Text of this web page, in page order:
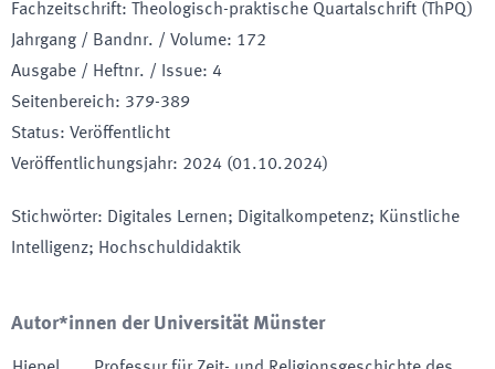
Fachzeitschrift:
Theologisch-praktische Quartalschrift (ThPQ)
Jahrgang / Bandnr. / Volume: 172
Ausgabe / Heftnr. / Issue: 4
Seitenbereich: 379-389
Status: Veröffentlicht
Veröffentlichungsjahr: 2024 (01.10.2024)
Stichwörter: Digitales Lernen; Digitalkompetenz; Künstliche
Intelligenz; Hochschuldidaktik
Autor*innen der Universität Münster